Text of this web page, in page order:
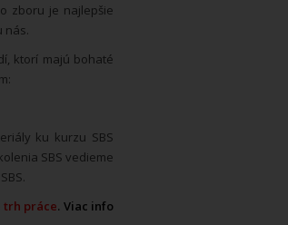
zboru je najlepšie
nás.
ktorí majú bohaté
ku kurzu SBS
SBS vedieme
trh práce. Viac info